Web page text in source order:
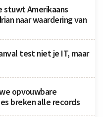
stuwt Amerikaans
naar waardering van
test niet je IT, maar
opvouwbare
breken alle records